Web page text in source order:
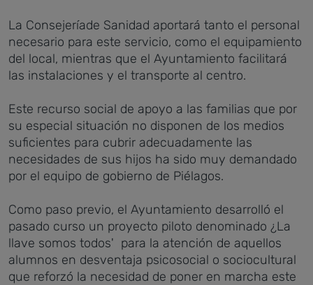
La Consejeríade Sanidad aportará tanto el personal
necesario para este servicio, como el equipamiento
del local, mientras que el Ayuntamiento facilitará
las instalaciones y el transporte al centro.
Este recurso social de apoyo a las familias que por
su especial situación no disponen de los medios
suficientes para cubrir adecuadamente las
necesidades de sus hijos ha sido muy demandado
por el equipo de gobierno de Piélagos.
Como paso previo, el Ayuntamiento desarrolló el
pasado curso un proyecto piloto denominado ¿La
llave somos todos' para la atención de aquellos
alumnos en desventaja psicosocial o sociocultural
que reforzó la necesidad de poner en marcha este